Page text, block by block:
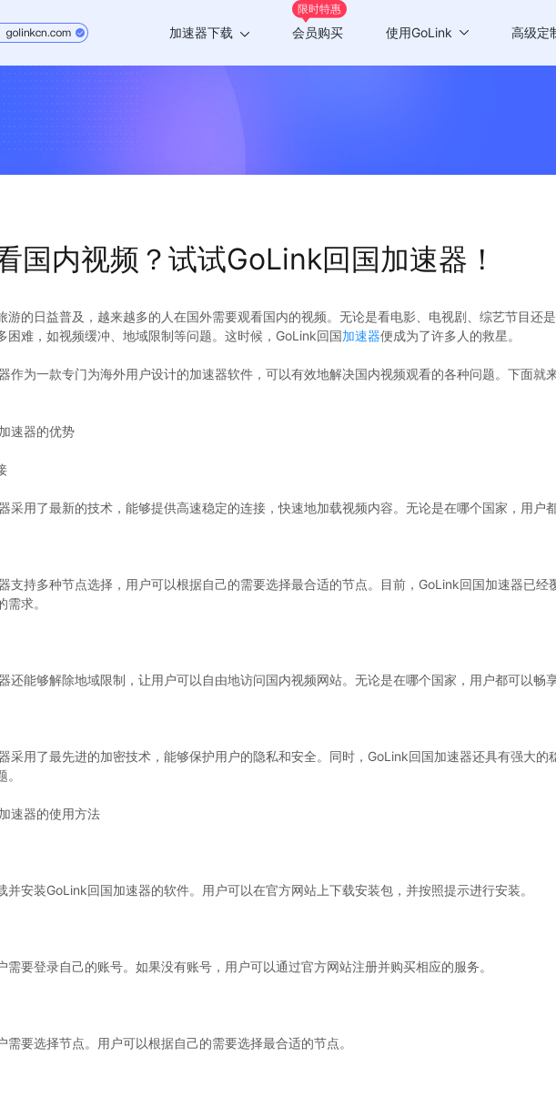
加速器下载
TV版
限时特惠
会员购买 使用GoLink 高级定
国内视频？试试GoLink回国加速器！
游的日益普及，越来越多的人在国外需要观看国内的视频。无论是看电影、电视剧、综艺节目还
困难，如视频缓冲、地域限制等问题。这时候，GoLink回国加速器便成为了许多人的救星。
作为一款专门为海外用户设计的加速器软件，可以有效地解决国内视频观看的各种问题。下面就
速器的优势
采用了最新的技术，能够提供高速稳定的连接，快速地加载视频内容。无论是在哪个国家，用户
支持多种节点选择，用户可以根据自己的需要选择最合适的节点。目前，GoLink回国加速器已
求。
还能够解除地域限制，让用户可以自由地访问国内视频网站。无论是在哪个国家，用户都可以畅
采用了最先进的加密技术，能够保护用户的隐私和安全。同时，GoLink回国加速器还具有强大
速器的使用方法
并安装GoLink回国加速器的软件。用户可以在官方网站上下载安装包，并按照提示进行安装。
需要登录自己的账号。如果没有账号，用户可以通过官方网站注册并购买相应的服务。
需要选择节点。用户可以根据自己的需要选择最合适的节点。